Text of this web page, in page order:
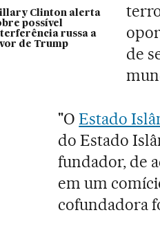
Clinton alerta
possível
russa a
de Trump
de
"OEstado
do Estado
fundador, de
em um
cofundadora